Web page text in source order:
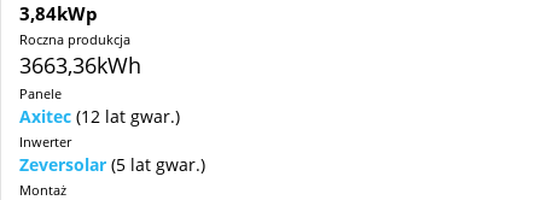
3,84kWp
Roczna produkcja
3663,36kWh
Panele
Axitec (12 lat gwar.)
Inwerter
Zeversolar (5 lat gwar.)
Montaż